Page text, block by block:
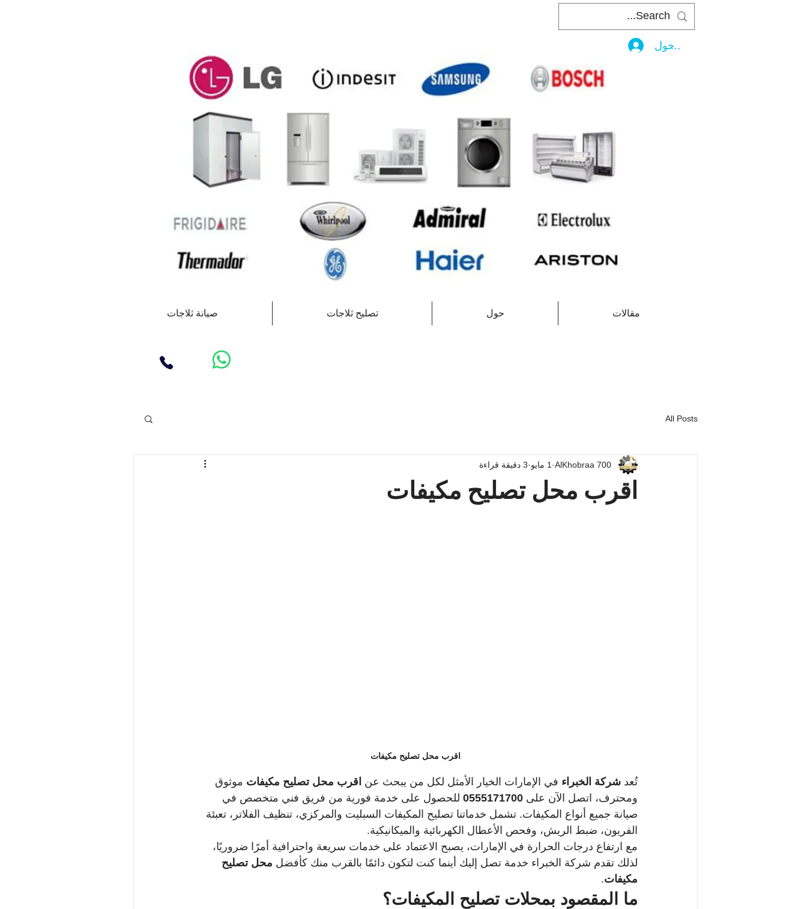
تسجيل الدخول
صيانة ثلاجات تصليح ثلاجات حول مقالات
All Posts
اقرب محل تصليح مكيفات
AlKhobraa 700 1 مايو 3 دقيقة قراءة
اقرب محل تصليح مكيفات
تُعد شركة الخبراء في الإمارات الخيار الأمثل لكل من يبحث عن اقرب محل تصليح مكيفات موثوق
ومحترف، اتصل الآن على 0555171700 للحصول على خدمة فورية من فريق فني متخصص في
صيانة جميع أنواع المكيفات. تشمل خدماتنا تصليح المكيفات السبليت والمركزي، تنظيف الفلاتر، تعبئة
الفريون، ضبط الريش، وفحص الأعطال الكهربائية والميكانيكية.
مع ارتفاع درجات الحرارة في الإمارات، يصبح الاعتماد على خدمات سريعة واحترافية أمرًا ضروريًا،
لذلك تقدم شركة الخبراء خدمة تصل إليك أينما كنت لتكون دائمًا بالقرب منك كأفضل محل تصليح
مكيفات.
ما المقصود بمحلات تصليح المكيفات؟